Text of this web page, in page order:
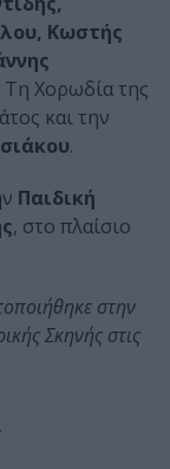
Κωστής
Τη Χορωδία της
και την
.
Παιδική
, στο πλαίσιο
στην
Σκηνής στις